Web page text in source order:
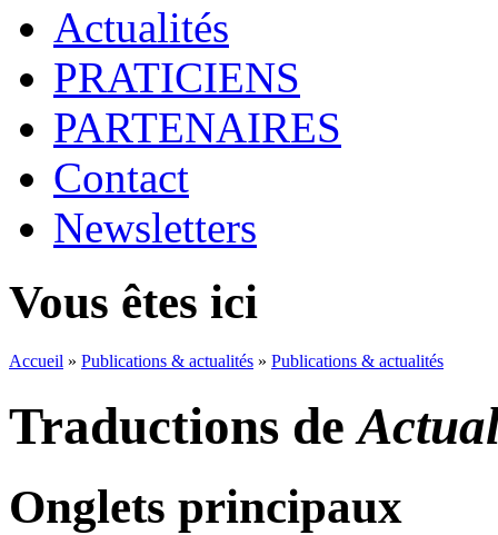
Actualités
PRATICIENS
PARTENAIRES
Contact
Newsletters
Vous êtes ici
Accueil » Publications & actualités » Publications & actualités
Traductions de
Onglets principaux